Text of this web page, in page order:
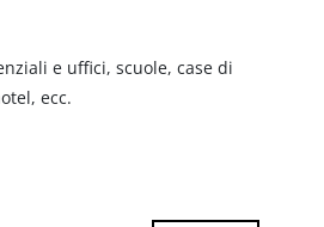
e uffici, scuole, case di
ecc.